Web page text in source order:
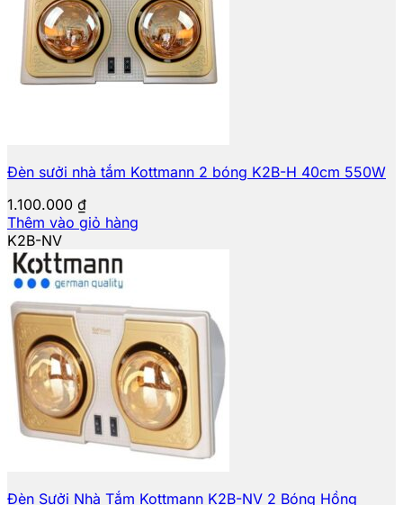
Đèn sưởi nhà tắm Kottmann 2 bóng K2B-H 40cm 550W
1.100.000 ₫
Thêm vào giỏ hàng
K2B-NV
Đèn Sưởi Nhà Tắm Kottmann K2B-NV 2 Bóng Hồng